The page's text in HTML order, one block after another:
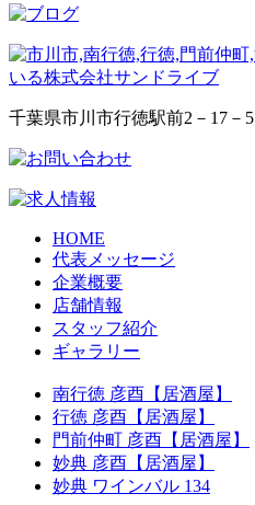
千葉県市川市行徳駅前2－17－5
HOME
代表メッセージ
企業概要
店舗情報
スタッフ紹介
ギャラリー
南行徳 彦酉【居酒屋】
行徳 彦酉【居酒屋】
門前仲町 彦酉【居酒屋】
妙典 彦酉【居酒屋】
妙典 ワインバル 134